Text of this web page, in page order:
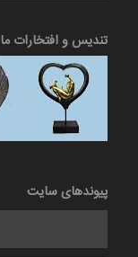
تندیس و افتخارات ما
پیوندهای سایت